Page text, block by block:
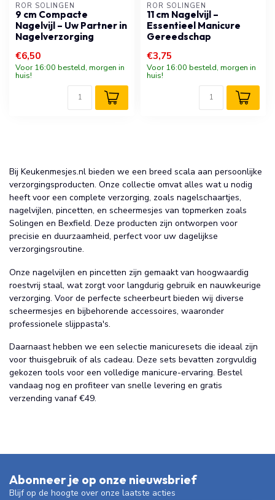
RÖR SOLINGEN
9 cm Compacte
Nagelvijl – Uw Partner in
Nagelverzorging
€6,50
Voor 16:00 besteld, morgen in
huis!
RÖR SOLINGEN
11 cm Nagelvijl –
Essentieel Manicure
Gereedschap
€3,75
Voor 16:00 besteld, morgen in
huis!
Bij Keukenmesjes.nl bieden we een breed scala aan persoonlijke
verzorgingsproducten. Onze collectie omvat alles wat u nodig
heeft voor een complete verzorging, zoals nagelschaartjes,
nagelvijlen, pincetten, en scheermesjes van topmerken zoals
Solingen en Bexfield. Deze producten zijn ontworpen voor
precisie en duurzaamheid, perfect voor uw dagelijkse
verzorgingsroutine.
Onze nagelvijlen en pincetten zijn gemaakt van hoogwaardig
roestvrij staal, wat zorgt voor langdurig gebruik en nauwkeurige
verzorging. Voor de perfecte scheerbeurt bieden wij diverse
scheermesjes en bijbehorende accessoires, waaronder
professionele slijppasta's.
Daarnaast hebben we een selectie manicuresets die ideaal zijn
voor thuisgebruik of als cadeau. Deze sets bevatten zorgvuldig
gekozen tools voor een volledige manicure-ervaring. Bestel
vandaag nog en profiteer van snelle levering en gratis
verzending vanaf €49.
Abonneer je op onze nieuwsbrief
Blijf op de hoogte over onze laatste acties